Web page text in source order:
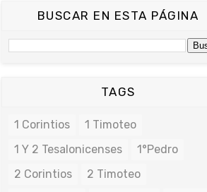
BUSCAR EN ESTA PÁGINA
TAGS
1 Corintios
1 Timoteo
1 Y 2 Tesalonicenses
1°Pedro
2 Corintios
2 Timoteo